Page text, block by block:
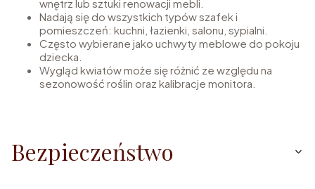
wnętrz lub sztuki renowacji mebli.
Nadają się do wszystkich typów szafek i
pomieszczeń: kuchni, łazienki, salonu, sypialni.
Często wybierane jako uchwyty meblowe do pokoju
dziecka.
Wygląd kwiatów może się różnić ze względu na
sezonowość roślin oraz kalibracje monitora.
Bezpieczeństwo